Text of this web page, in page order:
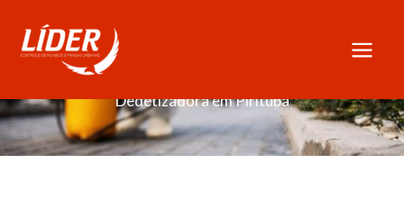
content
Dedetizadora em Pirituba